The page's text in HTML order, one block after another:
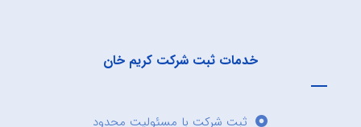
خدمات ثبت شرکت کریم خان
ثبت شرکت با مسئولیت محدود